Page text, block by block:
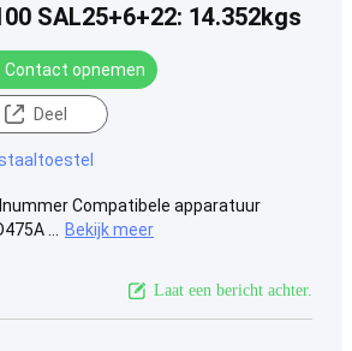
SAL25+6+22: 14.352kgs
Contact opnemen
Deel
Compatibele apparatuur
...
Bekijk meer
Laat een bericht achter.